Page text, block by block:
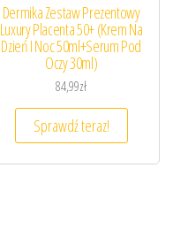
Dermika Zestaw Prezentowy
Luxury Placenta 50+ (Krem Na
Dzień I Noc 50ml+Serum Pod
Oczy 30ml)
84,99zł
Sprawdź teraz!